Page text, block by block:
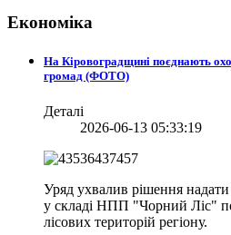
Економіка
На Кіровоградщині поєднають
громад (ФОТО)
Деталі
2026-06-13 05:33:19
Уряд ухвалив рішення
у складі НПП "Чорний Ліс"
лісових територій регіону.